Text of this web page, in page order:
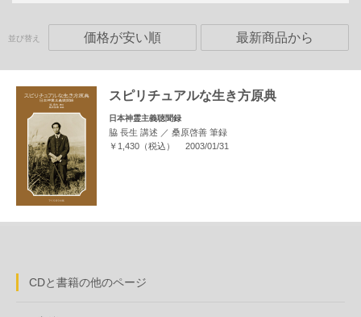
CDと書籍の他のページ
並び替え 価格が安い順 最新商品から
スピリチュアルな生き方原典
日本神霊主義聴聞録
脇 長生 講述 ／ 桑原啓善 筆録
￥1,430（税込）
2003/01/31